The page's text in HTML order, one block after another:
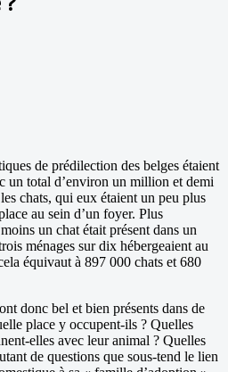
de prédilection des belges étaient
un total d’environ un million et demi
chats, qui eux étaient un peu plus
au sein d’un foyer. Plus
un chat était présent dans un
ménages sur dix hébergeaient au
équivaut à 897 000 chats et 680
donc bel et bien présents dans de
place y occupent-ils ? Quelles
elles avec leur animal ? Quelles
de questions que sous-tend le lien